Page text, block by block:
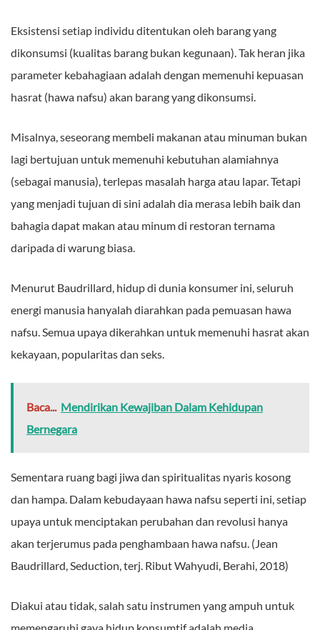
Eksistensi setiap individu ditentukan oleh barang yang
dikonsumsi (kualitas barang bukan kegunaan). Tak heran jika
parameter kebahagiaan adalah dengan memenuhi kepuasan
hasrat (hawa nafsu) akan barang yang dikonsumsi.
Misalnya, seseorang membeli makanan atau minuman bukan
lagi bertujuan untuk memenuhi kebutuhan alamiahnya
(sebagai manusia), terlepas masalah harga atau lapar. Tetapi
yang menjadi tujuan di sini adalah dia merasa lebih baik dan
bahagia dapat makan atau minum di restoran ternama
daripada di warung biasa.
Menurut Baudrillard, hidup di dunia konsumer ini, seluruh
energi manusia hanyalah diarahkan pada pemuasan hawa
nafsu. Semua upaya dikerahkan untuk memenuhi hasrat akan
kekayaan, popularitas dan seks.
Baca... Mendirikan Kewajiban Dalam Kehidupan
Bernegara
Sementara ruang bagi jiwa dan spiritualitas nyaris kosong
dan hampa. Dalam kebudayaan hawa nafsu seperti ini, setiap
upaya untuk menciptakan perubahan dan revolusi hanya
akan terjerumus pada penghambaan hawa nafsu. (Jean
Baudrillard, Seduction, terj. Ribut Wahyudi, Berahi, 2018)
Diakui atau tidak, salah satu instrumen yang ampuh untuk
memengaruhi gaya hidup konsumtif adalah media